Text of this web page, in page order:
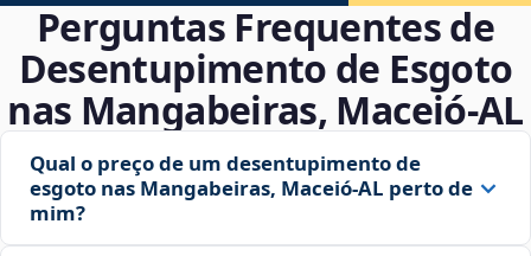
Perguntas Frequentes de
Desentupimento de Esgoto
nas Mangabeiras, Maceió‑AL
Qual o preço de um desentupimento de
esgoto nas Mangabeiras, Maceió‑AL perto de
mim?